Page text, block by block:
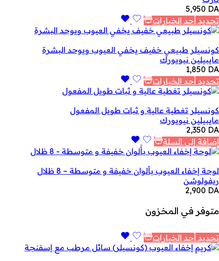
5,950 DA
تحديد أحد الخيارات
كونسيلر طبيعي خفيف يخفي العيوب ويوحد البشرة
مايبيلين نيويورك
1,850 DA
تحديد أحد الخيارات
كونسيلر تغطية عالية و ثبات طويل المفعول
مايبيلين نيويورك
2,350 DA
إضافة إلى السلة
لوحة إخفاء العيوب بألوان خفيفة و متوسطة – 8 ظلال
ريفولوشن
2,900 DA
متوفر في المخزون
تحديد أحد الخيارات